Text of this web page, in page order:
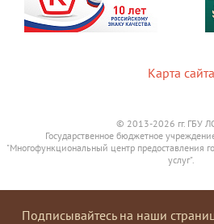
Карта сайта
© 2013-2026 гг. ГБУ
Государственное бюджетное
"Многофункциональный центр предоставления
услуг".
Подписывайтесь на наши